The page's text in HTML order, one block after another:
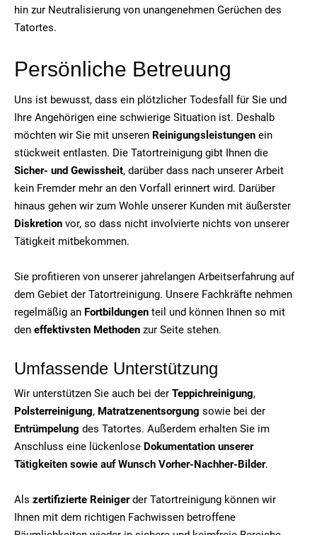
hin zur Neutralisierung von unangenehmen Gerüchen des
Tatortes.
Persönliche Betreuung
Uns ist bewusst, dass ein plötzlicher Todesfall für Sie und
Ihre Angehörigen eine schwierige Situation ist. Deshalb
möchten wir Sie mit unseren Reinigungsleistungen ein
stückweit entlasten. Die Tatortreinigung gibt Ihnen die
Sicher- und Gewissheit, darüber dass nach unserer Arbeit
kein Fremder mehr an den Vorfall erinnert wird. Darüber
hinaus gehen wir zum Wohle unserer Kunden mit äußerster
Diskretion vor, so dass nicht involvierte nichts von unserer
Tätigkeit mitbekommen.
Sie profitieren von unserer jahrelangen Arbeitserfahrung auf
dem Gebiet der Tatortreinigung. Unsere Fachkräfte nehmen
regelmäßig an Fortbildungen teil und können Ihnen so mit
den effektivsten Methoden zur Seite stehen.
Umfassende Unterstützung
Wir unterstützen Sie auch bei der Teppichreinigung,
Polsterreinigung, Matratzenentsorgung sowie bei der
Entrümpelung des Tatortes. Außerdem erhalten Sie im
Anschluss eine lückenlose Dokumentation unserer
Tätigkeiten sowie auf Wunsch Vorher-Nachher-Bilder.
Als zertifizierte Reinigerder Tatortreinigung können wir
Ihnen mit dem richtigen Fachwissen betroffene